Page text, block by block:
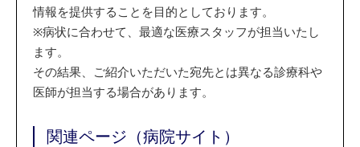
情報を提供することを目的としております。
※病状に合わせて、最適な医療スタッフが担当いたし
ます。
その結果、ご紹介いただいた宛先とは異なる診療科や
医師が担当する場合があります。
関連ページ（病院サイト）